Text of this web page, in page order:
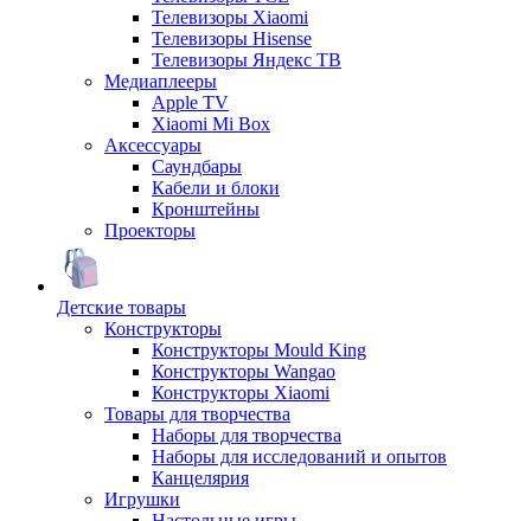
Телевизоры Xiaomi
Телевизоры Hisense
Телевизоры Яндекс ТВ
Медиаплееры
Apple TV
Xiaomi Mi Box
Аксессуары
Саундбары
Кабели и блоки
Кронштейны
Проекторы
Детские товары
Конструкторы
Конструкторы Mould King
Конструкторы Wangao
Конструкторы Xiaomi
Товары для творчества
Наборы для творчества
Наборы для исследований и опытов
Канцелярия
Игрушки